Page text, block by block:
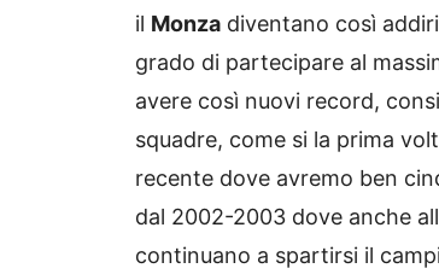
il Monza diventano così
grado di partecipare al
avere così nuovi record,
squadre, come si la prima
recente dove avremo ben
dal 2002-2003 dove anche
continuano a spartirsi il